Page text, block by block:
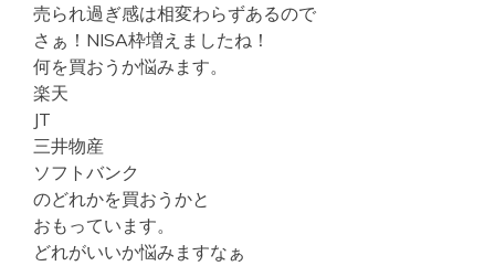
売られ過ぎ感は相変わらずあるので
さぁ！NISA枠増えましたね！
何を買おうか悩みます。
楽天
JT
三井物産
ソフトバンク
のどれかを買おうかと
おもっています。
どれがいいか悩みますなぁ